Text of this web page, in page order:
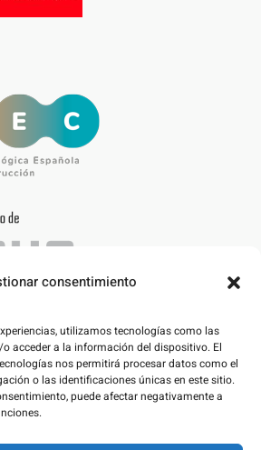
consentimiento
utilizamos tecnologías como las
acceder a la información del dispositivo. El
nos permitirá procesar datos como el
o las identificaciones únicas en este sitio.
puede afectar negativamente a